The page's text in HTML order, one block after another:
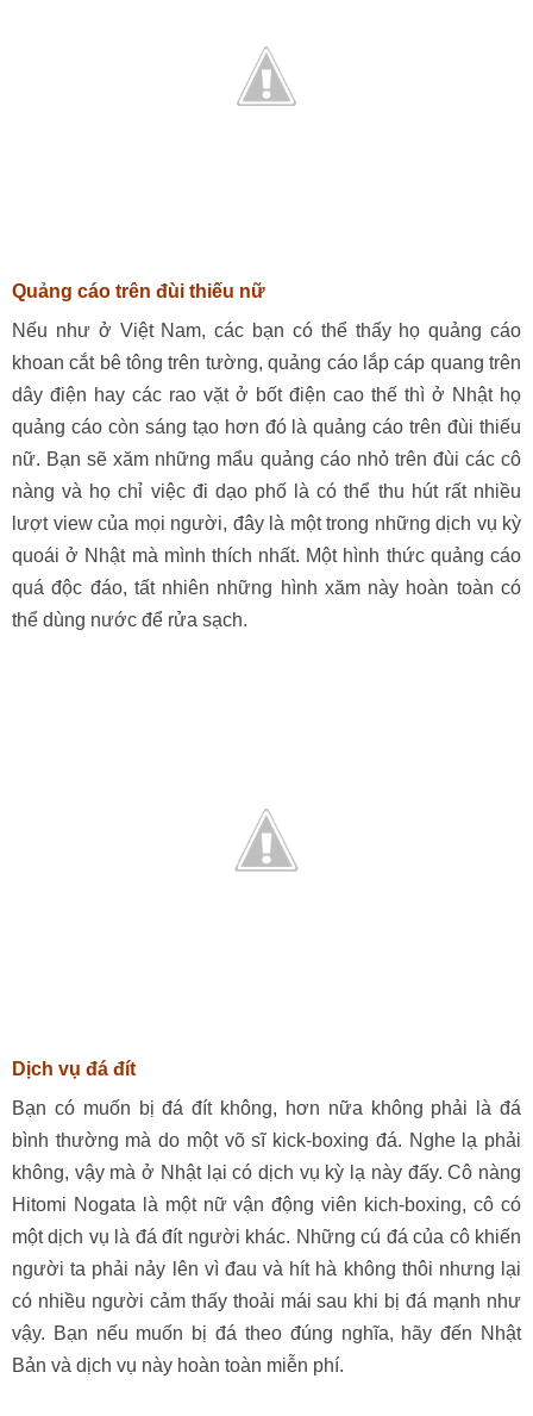
Quảng cáo trên đùi thiếu nữ
Nếu như ở Việt Nam, các bạn có thể thấy họ quảng cáo
khoan cắt bê tông trên tường, quảng cáo lắp cáp quang trên
dây điện hay các rao vặt ở bốt điện cao thế thì ở Nhật họ
quảng cáo còn sáng tạo hơn đó là quảng cáo trên đùi thiếu
nữ. Bạn sẽ xăm những mẩu quảng cáo nhỏ trên đùi các cô
nàng và họ chỉ việc đi dạo phố là có thể thu hút rất nhiều
lượt view của mọi người, đây là một trong những dịch vụ kỳ
quoái ở Nhật mà mình thích nhất. Một hình thức quảng cáo
quá độc đáo, tất nhiên những hình xăm này hoàn toàn có
thể dùng nước để rửa sạch.
Dịch vụ đá đít
Bạn có muốn bị đá đít không, hơn nữa không phải là đá
bình thường mà do một võ sĩ kick-boxing đá. Nghe lạ phải
không, vậy mà ở Nhật lại có dịch vụ kỳ lạ này đấy. Cô nàng
Hitomi Nogata là một nữ vận động viên kich-boxing, cô có
một dịch vụ là đá đít người khác. Những cú đá của cô khiến
người ta phải nảy lên vì đau và hít hà không thôi nhưng lại
có nhiều người cảm thấy thoải mái sau khi bị đá mạnh như
vậy. Bạn nếu muốn bị đá theo đúng nghĩa, hãy đến Nhật
Bản và dịch vụ này hoàn toàn miễn phí.